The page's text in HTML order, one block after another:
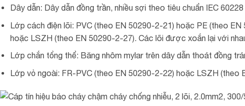
Dây dẫn: Dây dẫn đồng trần, nhiều sợi theo tiêu chuẩn IEC
Lớp cách điện lõi: PVC (theo EN 50290-2-21) hoặc PE (theo
hoặc LSZH (theo EN 50290-2-27). Các lõi được xoắn lại với
Lớp chắn tổng thể: Băng nhôm mylar trên dây dẫn thoát đồng
Lớp vỏ ngoài: FR-PVC (theo EN 50290-2-22) hoặc LSZH (theo